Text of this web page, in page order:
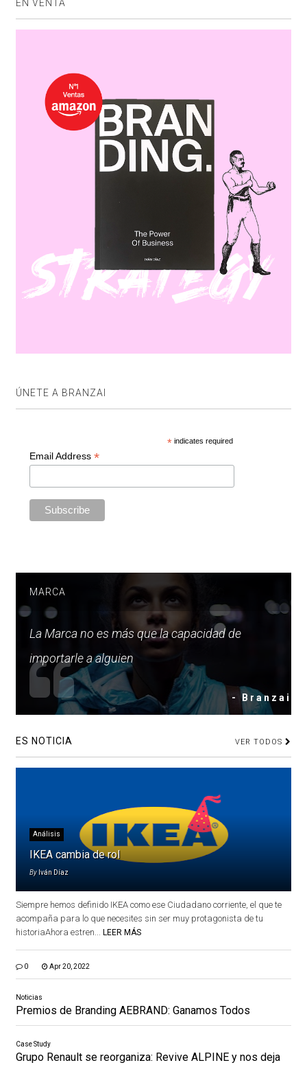
EN VENTA
ÚNETE A BRANZAI
* indicates required
Email Address *
MARCA
La Marca no es más que la capacidad de
importarle a alguien
- Branzai
ES NOTICIA VER TODOS
Análisis
IKEA cambia de rol
By Iván Díaz
Siempre hemos definido IKEA como ese Ciudadano corriente, el que te
acompaña para lo que necesites sin ser muy protagonista de tu
historiaAhora estren... LEER MÁS
0 Apr 20, 2022
Noticias
Premios de Branding AEBRAND: Ganamos Todos
Case Study
Grupo Renault se reorganiza: Revive ALPINE y nos deja